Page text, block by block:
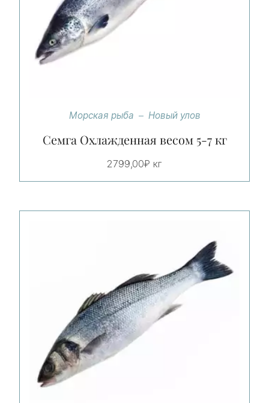
Морская рыба Новый улов
Семга Охлажденная весом 5-7 кг
2799,00₽ кг